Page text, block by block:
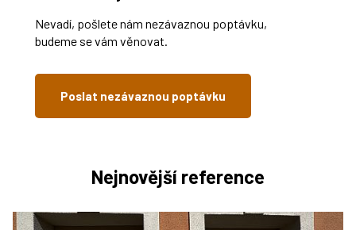
Nevadí, pošlete nám nezávaznou poptávku,
budeme se vám věnovat.
Poslat nezávaznou poptávku
Nejnovější reference